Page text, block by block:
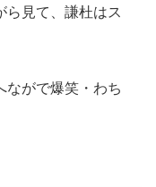
ら見て、謙杜はス
ながで爆笑・わち